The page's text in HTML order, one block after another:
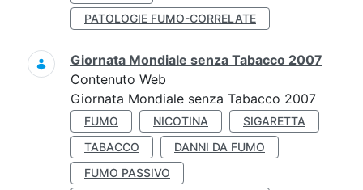
PATOLOGIE FUMO-CORRELATE
Giornata Mondiale senza Tabacco 2007
Contenuto Web
Giornata Mondiale senza Tabacco 2007
FUMO NICOTINA
SIGARETTA
TABACCO
DANNI DA FUMO
FUMO PASSIVO